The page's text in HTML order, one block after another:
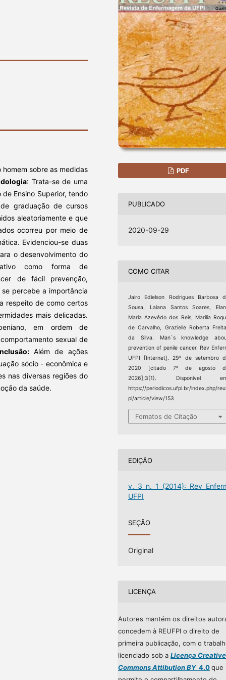
sobre as medidas
: Trata-se de uma
Ensino Superior, tendo
graduação de cursos
aleatoriamente e que
ocorreu por meio de
Evidenciou-se duas
o desenvolvimento do
como forma de
de fácil prevenção,
percebe a importância
respeito de como certos
mais delicadas.
em ordem de
sexual de
Além de ações
sócio - econômica e
nas diversas regiões do
da saúde.
PDF
PUBLICADO
2020-09-29
COMO CITAR
Jairo Edielson Rodrigues Barbosa
Sousa, Laiana Santos Soares,
Maria Azevêdo dos Reis, Marília
de Carvalho, Grazielle Roberta
da Silva. Man`s knowledge
prevention of penile cancer. Rev
UFPI [Internet]. 29º de setembro
2020 [citado 7º de agosto
2026];3(1). Disponível
https://periodicos.ufpi.br/index.php/
pi/article/view/153
Fomatos de Citação
EDIÇÃO
v. 3 n. 1 (2014): Rev
UFPI
SEÇÃO
Original
LICENÇA
Autores mantém os direitos
concedem à REUFPI o direito de
primeira publicação, com o
licenciado sob a Licença Creative
Commons Attibution BY4.0que